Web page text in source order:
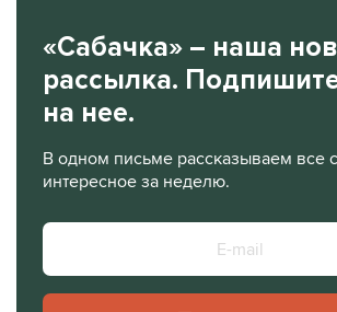
«Сабачка» – наша
рассылка.
на нее.
В одном письме рассказываем все
интересное за неделю.